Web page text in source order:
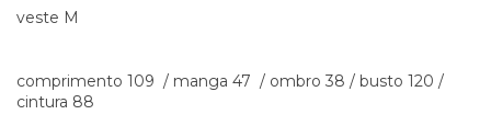
veste M
comprimento 109 / manga 47 / ombro 38 / busto 120 /
cintura 88